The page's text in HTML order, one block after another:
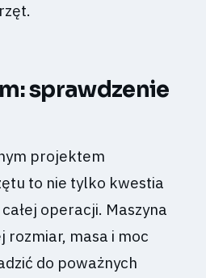
sprawdzenie
projektem
to nie tylko kwestia
operacji. Maszyna
rozmiar, masa i moc
do poważnych